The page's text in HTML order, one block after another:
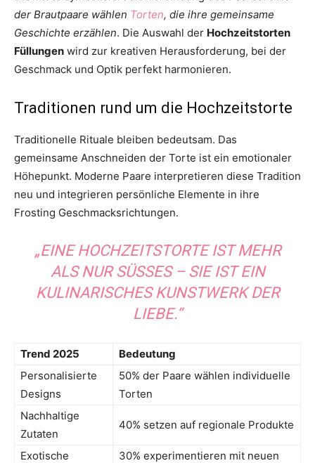
der Brautpaare wählen Torten, die ihre gemeinsame
Geschichte erzählen. Die Auswahl der Hochzeitstorten
Füllungen wird zur kreativen Herausforderung, bei der
Geschmack und Optik perfekt harmonieren.
Traditionen rund um die Hochzeitstorte
Traditionelle Rituale bleiben bedeutsam. Das
gemeinsame Anschneiden der Torte ist ein emotionaler
Höhepunkt. Moderne Paare interpretieren diese Tradition
neu und integrieren persönliche Elemente in ihre
Frosting Geschmacksrichtungen.
„EINE HOCHZEITSTORTE IST MEHR
ALS NUR SÜSSES – SIE IST EIN K
ULINARISCHES KUNSTWERK DER L
IEBE.“
Trend 2025
Bedeutung
Personalisierte
Designs
50% der Paare wählen individuelle
Torten
Nachhaltige
Zutaten
40% setzen auf regionale Produkte
Exotische
30% experimentieren mit neuen